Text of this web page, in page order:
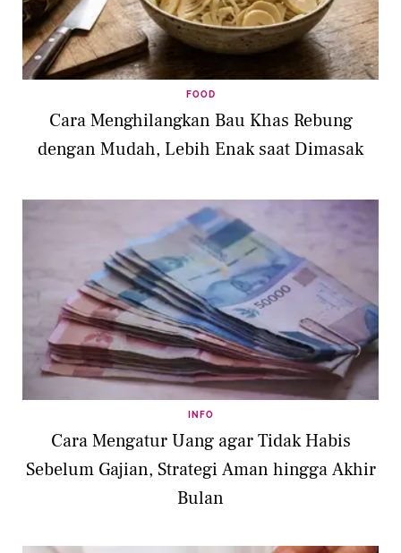
FOOD
Cara Menghilangkan Bau Khas Rebung
dengan Mudah, Lebih Enak saat Dimasak
INFO
Cara Mengatur Uang agar Tidak Habis
Sebelum Gajian, Strategi Aman hingga Akhir
Bulan